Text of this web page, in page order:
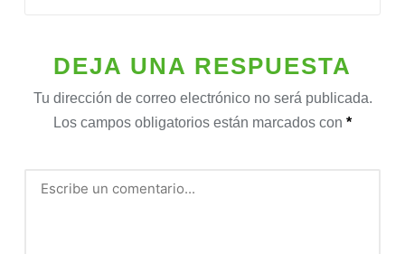
DEJA UNA RESPUESTA
Tu dirección de correo electrónico no será publicada.
Los campos obligatorios están marcados con *